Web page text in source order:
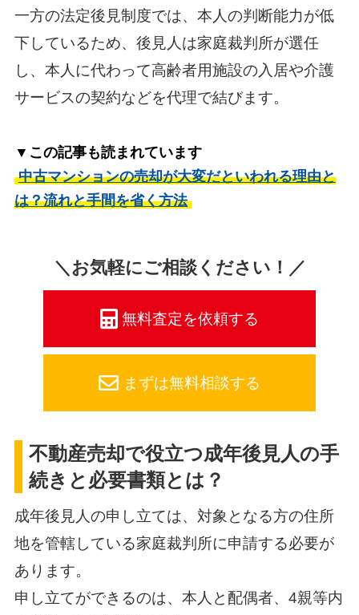
一方の法定後見制度では、本人の判断能力が低
下しているため、後見人は家庭裁判所が選任
し、本人に代わって高齢者用施設の入居や介護
サービスの契約などを代理で結びます。
▼この記事も読まれています
中古マンションの売却が大変だといわれる理由と
は？流れと手間を省く方法
＼お気軽にご相談ください！／
無料査定を依頼する
まずは無料相談する
不動産売却で役立つ成年後見人の手
続きと必要書類とは？
成年後見人の申し立ては、対象となる方の住所
地を管轄している家庭裁判所に申請する必要が
あります。
申し立てができるのは、本人と配偶者、4親等内